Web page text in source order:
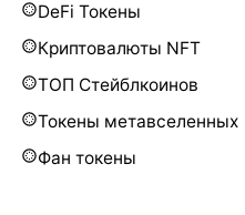
DeFi Токены
Криптовалюты NFT
ТОП Стейблкоинов
Токены метавселенных
Фан токены